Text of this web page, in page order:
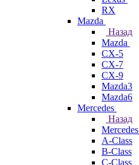
RX
Mazda
Назад
Mazda
CX-5
CX-7
CX-9
Mazda3
Mazda6
Mercedes
Назад
Mercedes
A-Class
B-Class
C-Class